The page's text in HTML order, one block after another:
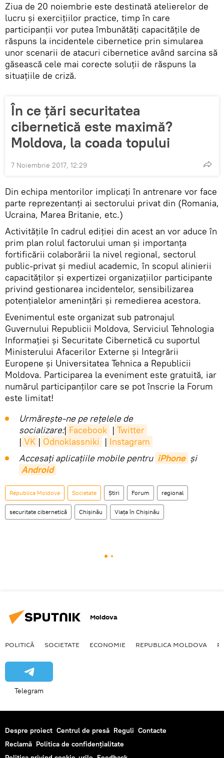
Ziua de 20 noiembrie este destinată atelierelor de
lucru și exercițiilor practice, timp în care
participanții vor putea îmbunătăți capacitățile de
răspuns la incidentele cibernetice prin simularea
unor scenarii de atacuri cibernetice având sarcina să
găsească cele mai corecte soluții de răspuns la
situațiile de criză.
În ce țări securitatea
cibernetică este maximă?
Moldova, la coada topului
7 Noiembrie 2017, 12:29
Din echipa mentorilor implicați în antrenare vor face
parte reprezentanți ai sectorului privat din (Romania,
Ucraina, Marea Britanie, etc.)
Activitățile în cadrul ediției din acest an vor aduce în
prim plan rolul factorului uman și importanța
fortificării colaborării la nivel regional, sectorul
public-privat și mediul academic, în scopul alinierii
capacităților și expertizei organizațiilor participante
privind gestionarea incidentelor, sensibilizarea
potențialelor amenințări și remedierea acestora.
Evenimentul este organizat sub patronajul
Guvernului Republicii Moldova, Serviciul Tehnologia
Informației și Securitate Cibernetică cu suportul
Ministerului Afacerilor Externe și Integrării
Europene și Universitatea Tehnica a Republicii
Moldova. Participarea la eveniment este gratuită, iar
numărul participanților care se pot înscrie la Forum
este limitat!
Urmărește-ne pe rețelele de
socializare:| Facebook | Twitter
| VK | Odnoklassniki | Instagram
Accesaţi aplicaţiile mobile pentru iPhone și
Android
Republica Moldova Societate Știri Forum regional
securitate cibernetică Chișinău Viața în Chișinău
Moldova
POLITICĂ SOCIETATE ECONOMIE REPUBLICA MOLDOVA
Telegram
Despre proiect Centrul de presă Reguli Contacte
Reclamă Politica de confidențialitate